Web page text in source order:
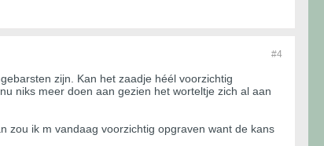
#4
zijn. Kan het zaadje héél voorzichtig
niks meer doen aan gezien het worteltje zich al aan
zou ik m vandaag voorzichtig opgraven want de kans